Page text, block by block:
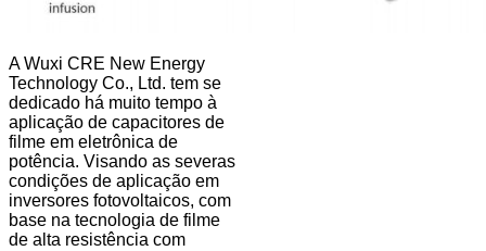
A Wuxi CRE New Energy
Technology Co., Ltd. tem se
dedicado há muito tempo à
aplicação de capacitores de
filme em eletrônica de
potência. Visando as severas
condições de aplicação em
inversores fotovoltaicos, com
base na tecnologia de filme
de alta resistência com